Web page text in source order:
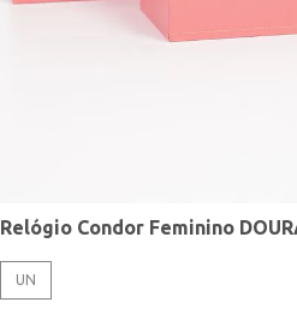
Relógio Condor Feminino
UN